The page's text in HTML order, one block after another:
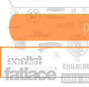
Категорії